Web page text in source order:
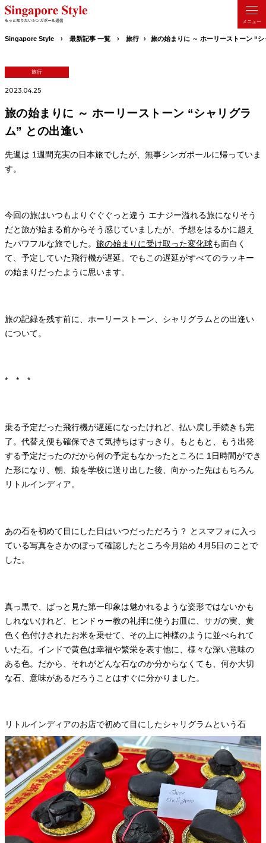
Singapore Style 最新記事 一覧 旅行 旅の始まりに ～ ホーリーストーン “
旅行
2023.04.25
旅の始まりに ～ ホーリーストーン “シャリグラ
ム” との出逢い
先週は 1週間充実の日本旅でしたが、無事シンガポールに帰っていま
す。
今回の旅はいつもよりぐぐぐっと違う エナジー溢れる旅になりそう
だと旅が始まる前からそう感じていましたが、予想をはるかに超え
たパワフルな旅でした。 旅の始まりに受け取った変化球も面白く
て、予定していた飛行機が遅延。でもこの遅延がすべてのラッキー
の始まりだったように思います。
旅の記録を残す前に、ホーリーストーン、シャリグラムとの出逢い
について。
* * *
乗る予定だった飛行機が遅延になったけれど、払い戻し手続きも完
了。代替え便も確保できて気持ちはすっきり。もともと、もう出発
する予定だったのだから何の予定もなかったところに 1日時間ができ
た形になり、朝、娘を学校に送り出した後、向かった先はもちろん
リトルインディア。
あの石を初めて目にした日はいつだっただろう？ とスマフォに入っ
ている写真をさかのぼって確認したところ今月始め 4月5日のことで
した。
真っ黒で、ぱっと見た第一印象は魅かれるような姿形ではないかも
しれないけれど、ヒンドゥー教の礼拝に使うお皿に、サガの実、黄
色く色付けされたお米を乗せて、その上に神様のように並べられて
いた石。インドで黄色は幸福や繁栄を表す他に、様々な深い意味の
ある色。だから、それがどんな石なのか分からなくても、何か大切
な石、意味があるだろうことはすぐに分かりました。
リトルインディアのお店で初めて目にしたシャリグラムという石